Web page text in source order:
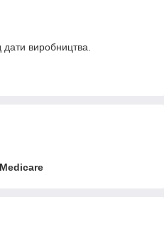
дати виробництва.
Medicare